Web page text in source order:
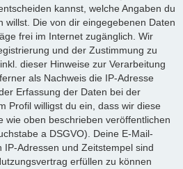
kannst, welche Angaben du
willst. Die von dir eingegebenen Daten
frei im Internet zugänglich. Wir
und der Zustimmung zu
dieser Hinweise zur Verarbeitung
als Nachweis die IP-Adresse
Erfassung der Daten bei der
Profil willigst du ein, dass wir diese
wie oben beschrieben veröffentlichen
a DSGVO). Deine E-Mail-
Adressen und Zeitstempel sind
erfüllen zu können